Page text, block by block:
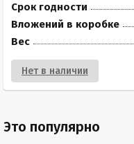
Срок годности
Вложений в коробке
Вес
Нет в наличии
Это популярно